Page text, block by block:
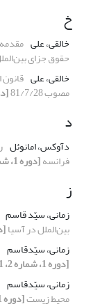
خ
خالقی، علی
حقوق جزای‌
خالقی، علی
مصوب‌ 81/7/28 [دوره 1،
د
دآوکس، امانوئل‌
فرانسه[دوره 1، شماره 1، 1381، صفحه 167-182]
ز
زمانی، سیّد قاسم
بین‌الملل‌ در آسیا[دوره
زمانی‌، سیّدقاسم
[دوره 1، شماره 2، 1381، صفحه 59-78]
زمانی‌، سیّدقاسم
محیط‌ زیست[دوره 1، شماره 1، 1381، صفحه 27-58]